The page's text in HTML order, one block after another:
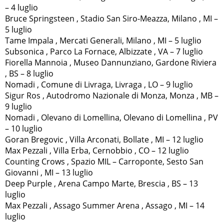
– 4 luglio
Bruce Springsteen , Stadio San Siro-Meazza, Milano , MI –
5 luglio
Tame Impala , Mercati Generali, Milano , MI – 5 luglio
Subsonica , Parco La Fornace, Albizzate , VA – 7 luglio
Fiorella Mannoia , Museo Dannunziano, Gardone Riviera
, BS – 8 luglio
Nomadi , Comune di Livraga, Livraga , LO – 9 luglio
Sigur Ros , Autodromo Nazionale di Monza, Monza , MB –
9 luglio
Nomadi , Olevano di Lomellina, Olevano di Lomellina , PV
– 10 luglio
Goran Bregovic , Villa Arconati, Bollate , MI – 12 luglio
Max Pezzali , Villa Erba, Cernobbio , CO – 12 luglio
Counting Crows , Spazio MIL – Carroponte, Sesto San
Giovanni , MI – 13 luglio
Deep Purple , Arena Campo Marte, Brescia , BS – 13
luglio
Max Pezzali , Assago Summer Arena , Assago , MI – 14
luglio